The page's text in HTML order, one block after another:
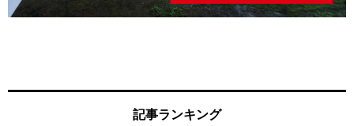
記事ランキング